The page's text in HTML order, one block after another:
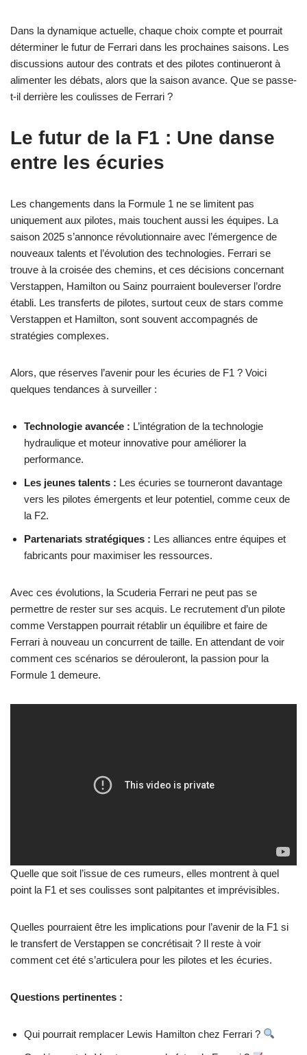
Dans la dynamique actuelle, chaque choix compte et pourrait
déterminer le futur de Ferrari dans les prochaines saisons. Les
discussions autour des contrats et des pilotes continueront à
alimenter les débats, alors que la saison avance. Que se passe-
t-il derrière les coulisses de Ferrari ?
Le futur de la F1 : Une danse
entre les écuries
Les changements dans la Formule 1 ne se limitent pas
uniquement aux pilotes, mais touchent aussi les équipes. La
saison 2025 s’annonce révolutionnaire avec l’émergence de
nouveaux talents et l’évolution des technologies. Ferrari se
trouve à la croisée des chemins, et ces décisions concernant
Verstappen, Hamilton ou Sainz pourraient bouleverser l’ordre
établi. Les transferts de pilotes, surtout ceux de stars comme
Verstappen et Hamilton, sont souvent accompagnés de
stratégies complexes.
Alors, que réserves l’avenir pour les écuries de F1 ? Voici
quelques tendances à surveiller :
Technologie avancée : L’intégration de la technologie
hydraulique et moteur innovative pour améliorer la
performance.
Les jeunes talents : Les écuries se tourneront davantage
vers les pilotes émergents et leur potentiel, comme ceux de
la F2.
Partenariats stratégiques : Les alliances entre équipes et
fabricants pour maximiser les ressources.
Avec ces évolutions, la Scuderia Ferrari ne peut pas se
permettre de rester sur ses acquis. Le recrutement d’un pilote
comme Verstappen pourrait rétablir un équilibre et faire de
Ferrari à nouveau un concurrent de taille. En attendant de voir
comment ces scénarios se dérouleront, la passion pour la
Formule 1 demeure.
Quelle que soit l’issue de ces rumeurs, elles montrent à quel
point la F1 et ses coulisses sont palpitantes et imprévisibles.
Quelles pourraient être les implications pour l’avenir de la F1 si
le transfert de Verstappen se concrétisait ? Il reste à voir
comment cet été s’articulera pour les pilotes et les écuries.
Questions pertinentes :
Qui pourrait remplacer Lewis Hamilton chez Ferrari ?